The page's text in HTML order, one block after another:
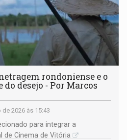
rondoniense e o
desejo - Por Marcos
de 2026 às 15:43
para integrar a
de Cinema de Vitória